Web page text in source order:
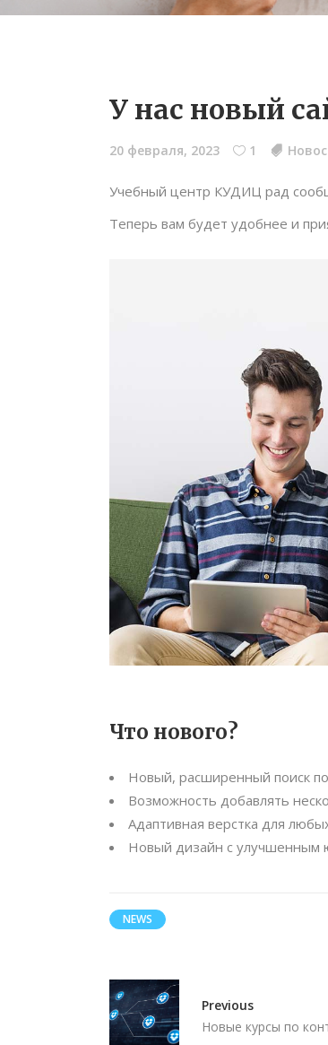
У нас новый
20 февраля, 2023 1
Учебный центр КУДИЦ рад
Теперь вам будет удобнее и
Что нового?
Новый, расширенный поиск
Возможность добавлять
Адаптивная верстка для
Новый дизайн с улучшенным
NEWS
Previous
Новые курсы по